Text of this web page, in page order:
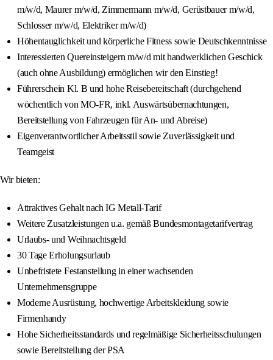
m/w/d, Maurer m/w/d, Zimmermann m/w/d, Gerüstbauer m/w/d,
Schlosser m/w/d, Elektriker m/w/d)
Höhentauglichkeit und körperliche Fitness sowie Deutschkenntnisse
Interessierten Quereinsteigern m/w/d mit handwerklichen Geschick
(auch ohne Ausbildung) ermöglichen wir den Einstieg!
Führerschein Kl. B und hohe Reisebereitschaft (durchgehend
wöchentlich von MO-FR, inkl. Auswärtsübernachtungen,
Bereitstellung von Fahrzeugen für An- und Abreise)
Eigenverantwortlicher Arbeitsstil sowie Zuverlässigkeit und
Teamgeist
Wir bieten:
Attraktives Gehalt nach IG Metall-Tarif
Weitere Zusatzleistungen u.a. gemäß Bundesmontagetarifvertrag
Urlaubs- und Weihnachtsgeld
30 Tage Erholungsurlaub
Unbefristete Festanstellung in einer wachsenden
Unternehmensgruppe
Moderne Ausrüstung, hochwertige Arbeitskleidung sowie
Firmenhandy
Hohe Sicherheitsstandards und regelmäßige Sicherheitsschulungen
sowie Bereitstellung der PSA